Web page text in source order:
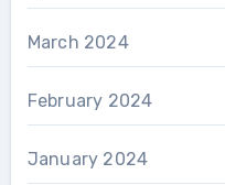
March 2024
February 2024
January 2024